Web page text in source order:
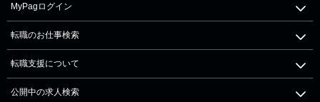
MyPagログイン
転職のお仕事検索
転職支援について
公開中の求人検索